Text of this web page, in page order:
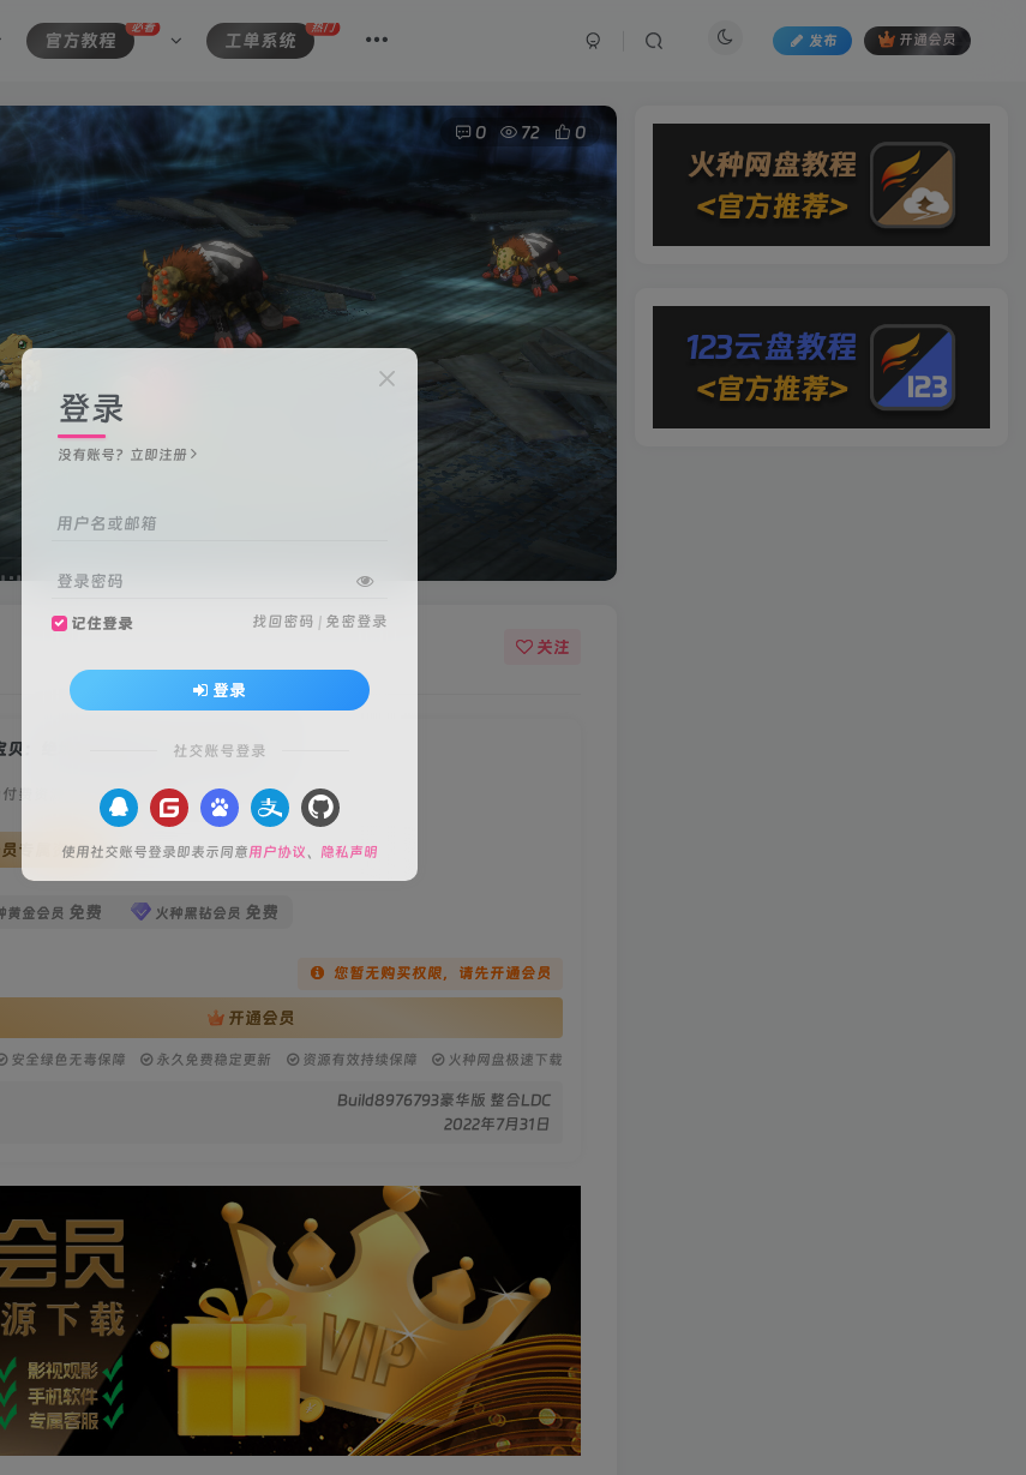
官方教程
必看
工单系统
热门
发布 开通会员
0 72 0
关注
贝：绝境求生(Digimon Survive)》
费资源，请付费后查看
专属资源
黄金会员 免费 火种黑钻会员 免费
您暂无购买权限，请先开通会员
开通会员
安全绿色无毒保障 永久免费稳定更新 资源有效持续保障 火种网盘极速下载
Build8976793豪华版 整合LDC
2022年7月31日
登录
没有账号？立即注册
用户名或邮箱
登录密码
记住登录 找回密码 | 免密登录
登录
社交账号登录
使用社交账号登录即表示同意用户协议、 隐私声明